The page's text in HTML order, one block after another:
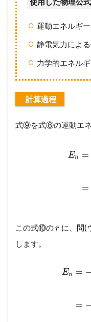
運動エネルギ
静電気力によ
力学的エネル
計算過程
式⑨を式⑧の運動エネ
En =
=
この式⑩のr に、問(
します。
En =
=